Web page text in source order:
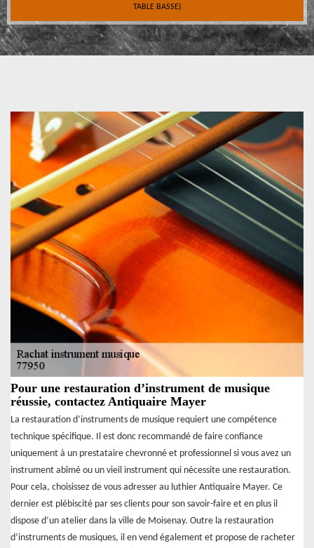
TABLE BASSE)
Pour une restauration d’instrument de musique
réussie, contactez Antiquaire Mayer
La restauration d’instruments de musique requiert une compétence
technique spécifique. Il est donc recommandé de faire confiance
uniquement à un prestataire chevronné et professionnel si vous avez un
instrument abîmé ou un vieil instrument qui nécessite une restauration.
Pour cela, choisissez de vous adresser au luthier Antiquaire Mayer. Ce
dernier est plébiscité par ses clients pour son savoir-faire et en plus il
dispose d’un atelier dans la ville de Moisenay. Outre la restauration
d’instruments de musiques, il en vend également et propose de racheter